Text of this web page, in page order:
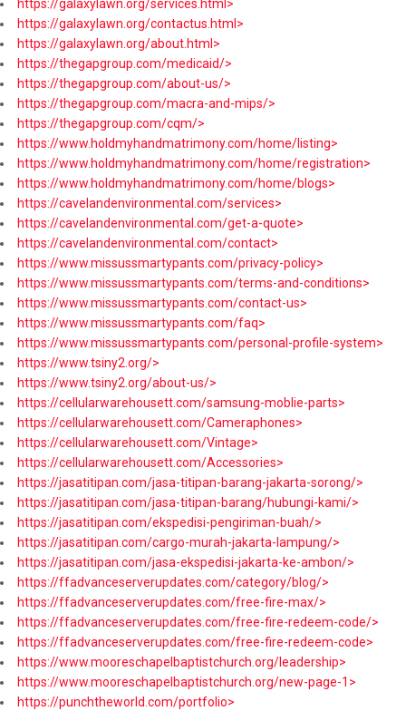
https://galaxylawn.org/services.html>
https://galaxylawn.org/contactus.html>
https://galaxylawn.org/about.html>
https://thegapgroup.com/medicaid/>
https://thegapgroup.com/about-us/>
https://thegapgroup.com/macra-and-mips/>
https://thegapgroup.com/cqm/>
https://www.holdmyhandmatrimony.com/home/listing>
https://www.holdmyhandmatrimony.com/home/registration>
https://www.holdmyhandmatrimony.com/home/blogs>
https://cavelandenvironmental.com/services>
https://cavelandenvironmental.com/get-a-quote>
https://cavelandenvironmental.com/contact>
https://www.missussmartypants.com/privacy-policy>
https://www.missussmartypants.com/terms-and-conditions>
https://www.missussmartypants.com/contact-us>
https://www.missussmartypants.com/faq>
https://www.missussmartypants.com/personal-profile-system>
https://www.tsiny2.org/>
https://www.tsiny2.org/about-us/>
https://cellularwarehousett.com/samsung-moblie-parts>
https://cellularwarehousett.com/Cameraphones>
https://cellularwarehousett.com/Vintage>
https://cellularwarehousett.com/Accessories>
https://jasatitipan.com/jasa-titipan-barang-jakarta-sorong/>
https://jasatitipan.com/jasa-titipan-barang/hubungi-kami/>
https://jasatitipan.com/ekspedisi-pengiriman-buah/>
https://jasatitipan.com/cargo-murah-jakarta-lampung/>
https://jasatitipan.com/jasa-ekspedisi-jakarta-ke-ambon/>
https://ffadvanceserverupdates.com/category/blog/>
https://ffadvanceserverupdates.com/free-fire-max/>
https://ffadvanceserverupdates.com/free-fire-redeem-code/>
https://ffadvanceserverupdates.com/free-fire-redeem-code>
https://www.mooreschapelbaptistchurch.org/leadership>
https://www.mooreschapelbaptistchurch.org/new-page-1>
https://punchtheworld.com/portfolio>